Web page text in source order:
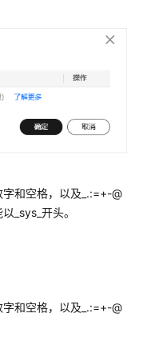
和空格，以及_.:=+-@
_sys_开头。
和空格，以及_.:=+-@